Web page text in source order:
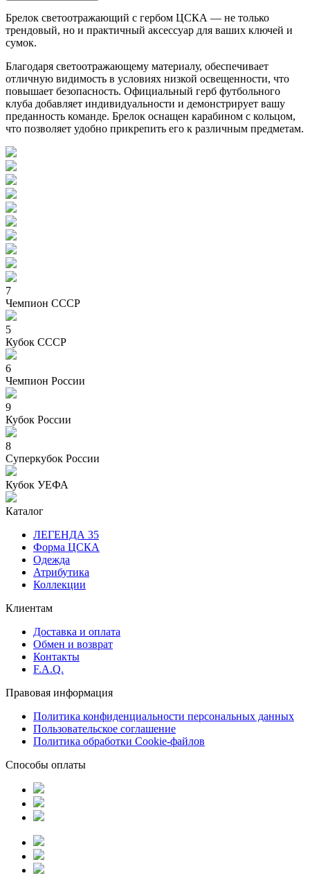
Брелок светоотражающий с гербом ЦСКА — не только
трендовый, но и практичный аксессуар для ваших ключей и
сумок.
Благодаря светоотражающему материалу, обеспечивает
отличную видимость в условиях низкой освещенности, что
повышает безопасность. Официальный герб футбольного
клуба добавляет индивидуальности и демонстрирует вашу
преданность команде. Брелок оснащен карабином с кольцом,
что позволяет удобно прикрепить его к различным предметам.
7
Чемпион СССР
5
Кубок СССР
6
Чемпион России
9
Кубок России
8
Суперкубок России
Кубок УЕФА
Каталог
ЛЕГЕНДА 35
Форма ЦСКА
Одежда
Атрибутика
Коллекции
Клиентам
Доставка и оплата
Обмен и возврат
Контакты
F.A.Q.
Правовая информация
Политика конфиденциальности персональных данных
Пользовательское соглашение
Политика обработки Cookie-файлов
Способы оплаты